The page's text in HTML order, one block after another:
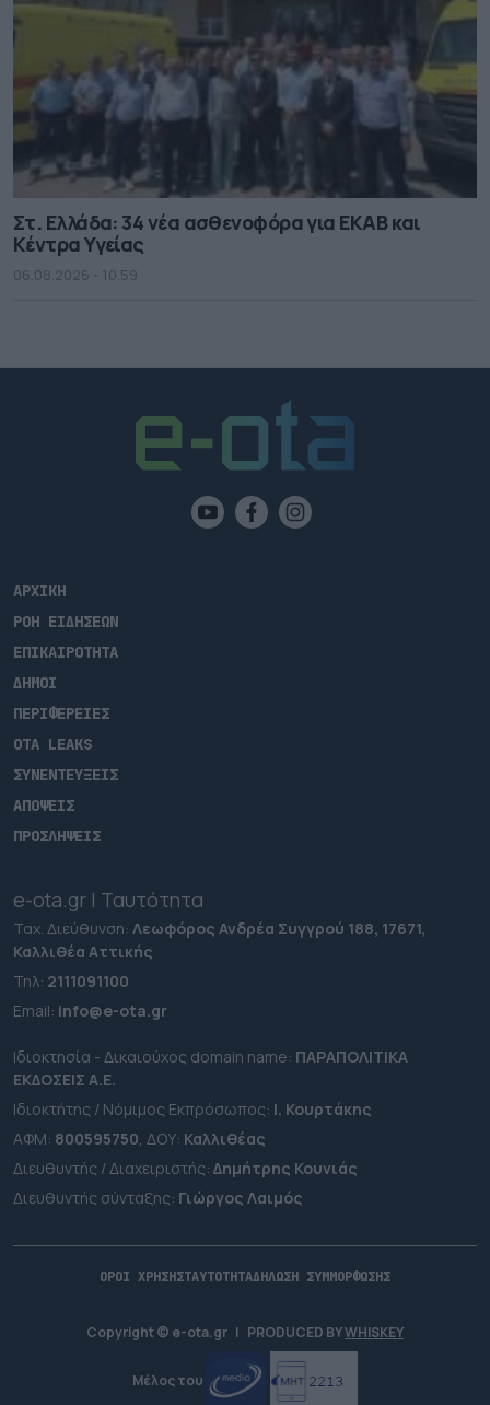
Στ. Ελλάδα: 34 νέα ασθενοφόρα για ΕΚΑΒ και
Κέντρα Υγείας
06.08.2026 - 10.59
ΑΡΧΙΚΗ
ΡΟΗ ΕΙΔΗΣΕΩΝ
ΕΠΙΚΑΙΡΟΤΗΤΑ
ΔΗΜΟΙ
ΠΕΡΙΦΕΡΕΙΕΣ
OTA LEAKS
ΣΥΝΕΝΤΕΥΞΕΙΣ
ΑΠΟΨΕΙΣ
ΠΡΟΣΛΗΨΕΙΣ
e-ota.gr | Ταυτότητα
Ταχ. Διεύθυνση: Λεωφόρος Ανδρέα Συγγρού 188, 17671,
Καλλιθέα Αττικής
Τηλ: 2111091100
Εmail: info@e-ota.gr
Ιδιοκτησία - Δικαιούχος domain name: ΠΑΡΑΠΟΛΙΤΙΚΑ
ΕΚΔΟΣΕΙΣ A.E.
Ιδιοκτήτης / Νόμιμος Εκπρόσωπος: Ι. Κουρτάκης
ΑΦΜ: 800595750, ΔΟΥ: Καλλιθέας
Διευθυντής / Διαχειριστής: Δημήτρης Κουνιάς
Διευθυντής σύνταξης: Γιώργος Λαιμός
ΟΡΟΙ ΧΡΗΣΗΣΤΑΥΤΟΤΗΤΑΔΗΛΩΣΗ ΣΥΜΜΟΡΦΩΣΗΣ
Copyright © e-ota.gr | PRODUCED BYWHISKEY
Μέλος του